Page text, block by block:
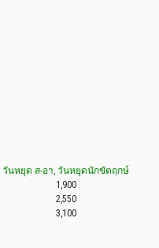
วันหยุด ส-อา, วันหยุดนักขัตฤกษ์
1,900
2,550
3,100